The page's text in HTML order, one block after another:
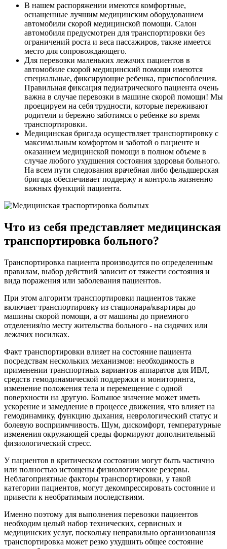
В нашем распоряжении имеются комфортные,
оснащенные лучшим медицинским оборудованием
автомобили скорой медицинской помощи. Салон
автомобиля предусмотрен для транспортировки без
ограничений роста и веса пассажиров, также имеется
место для сопровождающего.
Для перевозки маленьких лежачих пациентов в
автомобиле скорой медицинский помощи имеются
специальные, фиксирующие ребенка, приспособления.
Правильная фиксация педиатрического пациента очень
важна в случае перевозки в машине скорой помощи! Мы
проецируем на себя трудности, которые переживают
родители и бережно заботимся о ребенке во время
транспортировки.
Медицинская бригада осуществляет транспортировку с
максимальным комфортом и заботой о пациенте и
оказанием медицинской помощи в полном объеме в
случае любого ухудшения состояния здоровья больного.
На всем пути следования врачебная либо фельдшерская
бригада обеспечивает поддержу и контроль жизненно
важных функций пациента.
Что из себя представляет медицинская
транспортировка больного?
Транспортировка пациента производится по определенным
правилам, выбор действий зависит от тяжести состояния и
вида поражения или заболевания пациентов.
При этом алгоритм транспортировки пациентов также
включает транспортировку из стационара/квартиры до
машины скорой помощи, а от машины до приемного
отделения/по месту жительства больного - на сидячих или
лежачих носилках.
Факт транспортировки влияет на состояние пациента
посредствам нескольких механизмов: необходимость в
применении транспортных вариантов аппаратов для ИВЛ,
средств гемодинамической поддержки и мониторинга,
изменение положения тела и перемещение с одной
поверхности на другую. Большое значение может иметь
ускорение и замедление в процессе движения, что влияет на
гемодинамику, функцию дыхания, неврологический статус и
болевую восприимчивость. Шум, дискомфорт, температурные
изменения окружающей среды формируют дополнительный
физиологический стресс.
У пациентов в критическом состоянии могут быть частично
или полностью истощены физиологические резервы.
Неблагоприятные факторы транспортировки, у такой
категории пациентов, могут декомпрессировать состояние и
привести к необратимым последствиям.
Именно поэтому для выполнения перевозки пациентов
необходим целый набор технических, сервисных и
медицинских услуг, поскольку неправильно организованная
транспортировка может резко ухудшить общее состояние